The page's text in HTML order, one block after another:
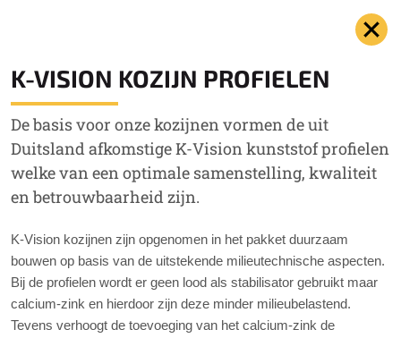
K-VISION KOZIJN PROFIELEN
De basis voor onze kozijnen vormen de uit
Duitsland afkomstige K-Vision kunststof profielen
welke van een optimale samenstelling, kwaliteit
en betrouwbaarheid zijn.
K-Vision kozijnen zijn opgenomen in het pakket duurzaam
bouwen op basis van de uitstekende milieutechnische aspecten.
Bij de profielen wordt er geen lood als stabilisator gebruikt maar
calcium-zink en hierdoor zijn deze minder milieubelastend.
Tevens verhoogt de toevoeging van het calcium-zink de